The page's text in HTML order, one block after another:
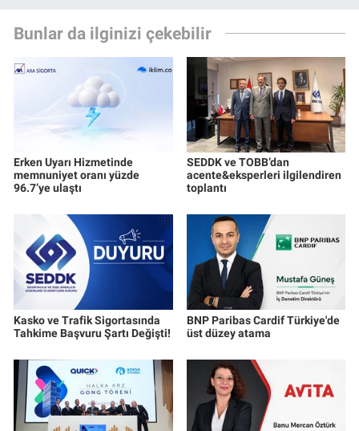
Bunlar da ilginizi çekebilir
Erken Uyarı Hizmetinde
memnuniyet oranı yüzde
96.7’ye ulaştı
SEDDK ve TOBB’dan
acente&eksperleri ilgilendiren
toplantı
Kasko ve Trafik Sigortasında
Tahkime Başvuru Şartı Değişti!
BNP Paribas Cardif Türkiye'de
üst düzey atama